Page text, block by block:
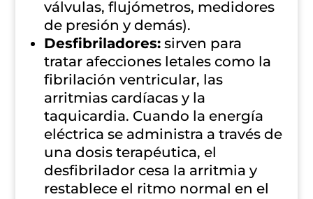
válvulas, flujómetros, medidores
de presión y demás).
Desfibriladores:sirven para
tratar afecciones letales como la
fibrilación ventricular, las
arritmias cardíacas y la
taquicardia. Cuando la energía
eléctrica se administra a través de
una dosis terapéutica, el
desfibrilador cesa la arritmia y
restablece el ritmo normal en el